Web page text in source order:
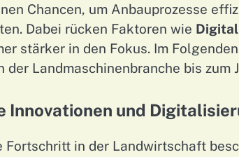
Chancen, um Anbauprozesse
Dabei rücken Faktoren wie
stärker in den Fokus. Im
der Landmaschinenbranche bis zum
Innovationen und
Fortschritt in der Landwirtschaft